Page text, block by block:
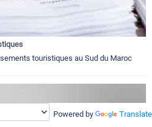
touristiques au Sud du Maroc
Powered by Translate